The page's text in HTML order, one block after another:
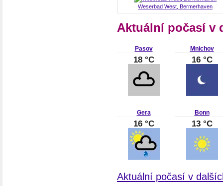
Weserbad West, Bermerhaven
Aktuální počasí v
Pasov
18 °C
Mnichov
16 °C
Gera
16 °C
Bonn
13 °C
Aktuální počasí v